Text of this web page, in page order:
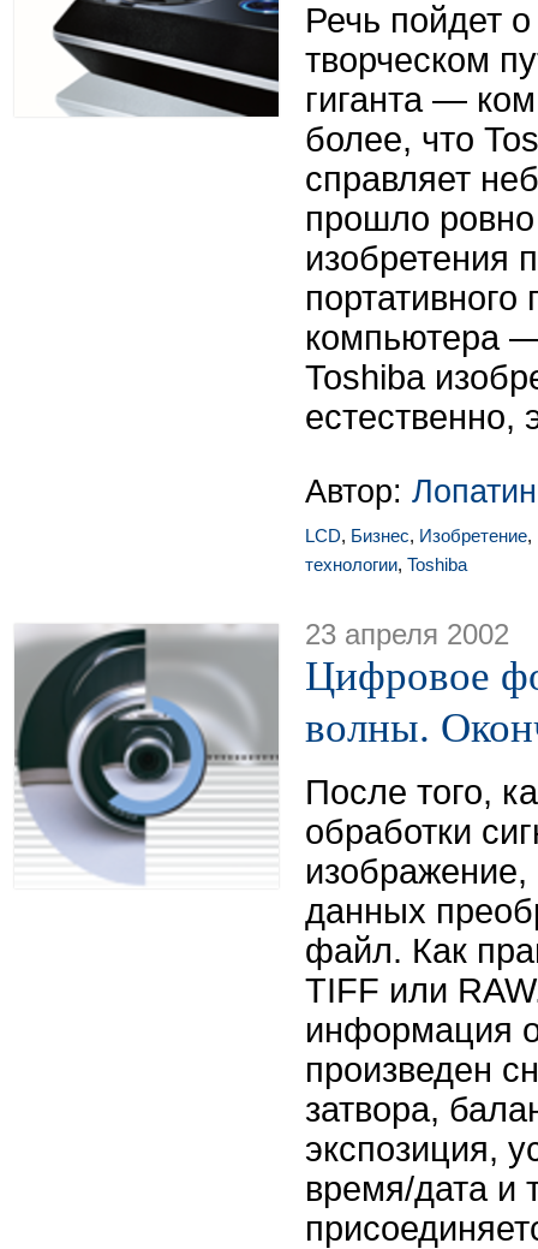
Речь пойдет
творческом
гиганта —
более, что
справляет
прошло
изобретения
портативного
компьютера
Toshiba
естественно,
Автор:
LCD, Бизнес, Изобретение,
технологии, Toshiba
23 апреля 2002
Цифровое
волны.
После того,
обработки
изображение,
данных
файл. Как
TIFF или
информация
произведен
затвора,
экспозиция,
время/дата и